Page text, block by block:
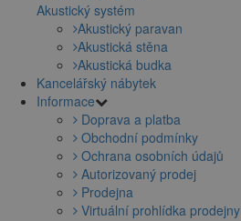
Akustický systém
Akustický paravan
Akustická stěna
Akustická budka
Kancelářský nábytek
Informace
Doprava a platba
Obchodní podmínky
Ochrana osobních údajů
Autorizovaný prodej
Prodejna
Virtuální prohlídka prodejny